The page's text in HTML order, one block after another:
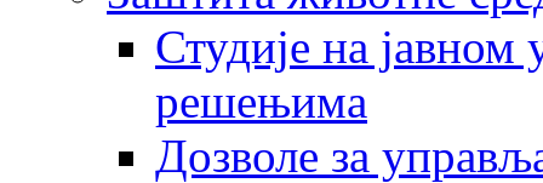
Студије на
решењима
Дозволе за